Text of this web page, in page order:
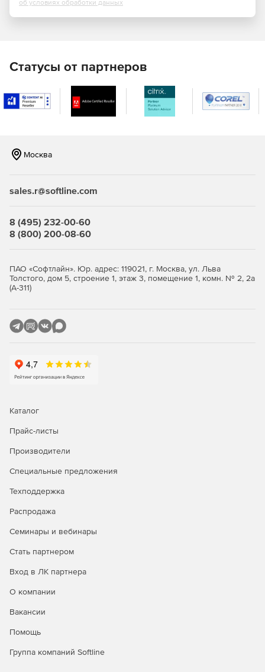
об условиях обработки данных
Статусы от партнеров
Москва
sales.r@softline.com
8 (495) 232-00-60
8 (800) 200-08-60
ПАО «Софтлайн». Юр. адрес: 119021, г. Москва, ул. Льва
Толстого, дом 5, строение 1, этаж 3, помещение 1, комн. № 2, 2а
(А-311)
Каталог
Прайс-листы
Производители
Специальные предложения
Техподдержка
Распродажа
Семинары и вебинары
Стать партнером
Вход в ЛК партнера
О компании
Вакансии
Помощь
Группа компаний Softline